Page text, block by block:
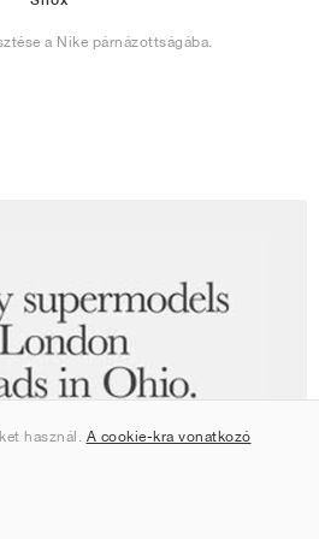
a Nike párnázottságába.
használ. A cookie-kra vonatkozó